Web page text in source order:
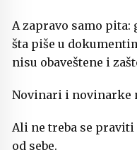
A zapravo samo pita:
šta piše u
nisu obaveštene i
Novinari i novinarke
Ali ne treba se praviti
od sebe.